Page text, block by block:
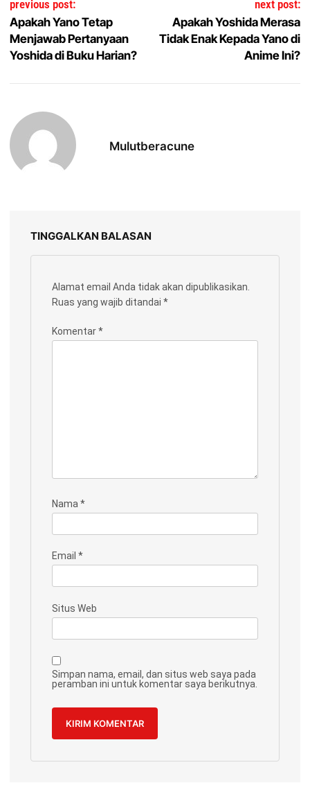
previous post:
Apakah Yano Tetap
Menjawab Pertanyaan
Yoshida di Buku Harian?
next post:
Apakah Yoshida Merasa
Tidak Enak Kepada Yano di
Anime Ini?
Mulutberacune
TINGGALKAN BALASAN
Alamat email Anda tidak akan dipublikasikan.
Ruas yang wajib ditandai *
Komentar*
Nama *
Email *
Situs Web
Simpan nama, email, dan situs web saya pada
peramban ini untuk komentar saya berikutnya.